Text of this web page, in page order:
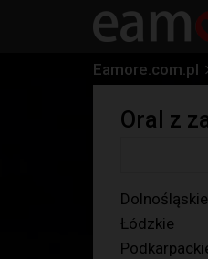
Eamore.com.pl
Oral z
Dolnośląskie
Łódzkie